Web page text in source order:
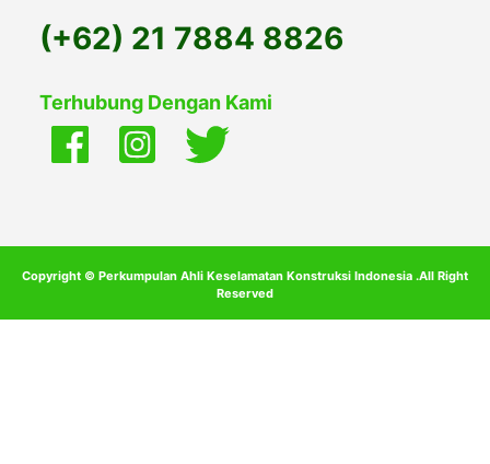
(+62) 21 7884 8826
Terhubung Dengan Kami
Copyright © Perkumpulan Ahli Keselamatan Konstruksi Indonesia .All Right
Reserved